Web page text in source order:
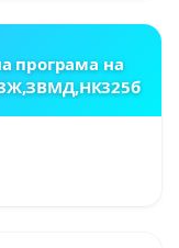
програма на